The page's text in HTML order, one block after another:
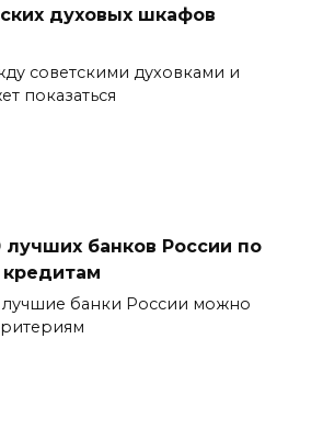
духовых шкафов
советскими духовками и
показаться
лучших банков России по
банки России можно